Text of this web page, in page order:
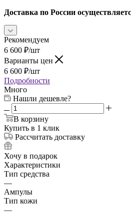
Доставка по России
Рекомендуем
6 600 ₽/шт
Варианты цен
6 600 ₽/шт
Подробности
Много
Нашли дешевле?
В корзину
Купить в 1 клик
Рассчитать доставку
Хочу в подарок
Характеристики
Тип средства
—
Ампулы
Тип кожи
—